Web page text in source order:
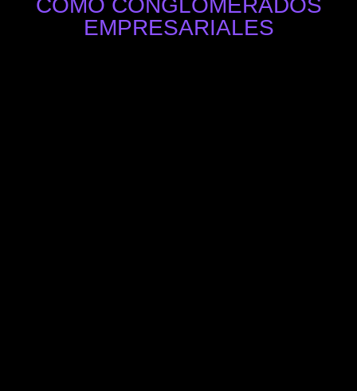
COMO CONGLOMERADOS
EMPRESARIALES